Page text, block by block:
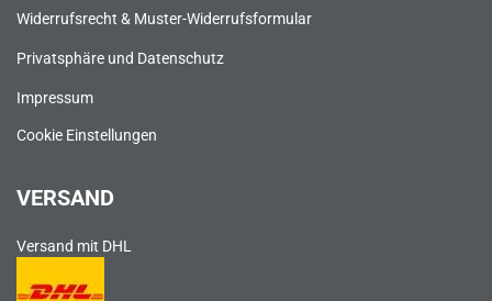
Widerrufsrecht & Muster-Widerrufsformular
Privatsphäre und Datenschutz
Impressum
Cookie Einstellungen
VERSAND
Versand mit DHL